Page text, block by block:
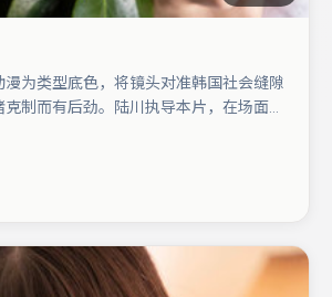
漫为类型底色，将镜头对准韩国社会缝隙
制而有后劲。陆川执导本片，在场面调
、朱一龙、宋佳等，角色动机前后呼应，
伏笔的观众。若你偏爱强类型与清晰主